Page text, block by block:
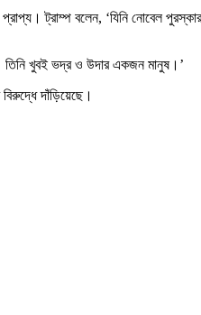
ট্রাম্প বলেন, ‘যিনি নোবেল
তিনি খুবই ভদ্র ও উদার একজন মানুষ।’
দাঁড়িয়েছে।